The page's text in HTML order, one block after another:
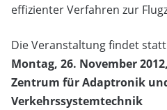
effizienter Verfahren zur
Die Veranstaltung findet
Montag, 26. November
Zentrum für Adaptronik
Verkehrssystemtechnik